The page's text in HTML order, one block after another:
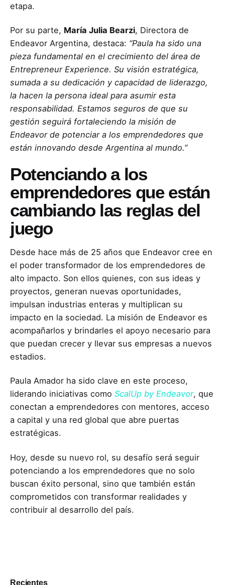
Recientes
etapa.
Por su parte, María Julia Bearzi, Directora de
Endeavor Argentina, destaca: “Paula ha sido una
pieza fundamental en el crecimiento del área de
Entrepreneur Experience. Su visión estratégica,
sumada a su dedicación y capacidad de liderazgo,
la hacen la persona ideal para asumir esta
responsabilidad. Estamos seguros de que su
gestión seguirá fortaleciendo la misión de
Endeavor de potenciar a los emprendedores que
están innovando desde Argentina al mundo.”
Potenciando a los
emprendedores que están
cambiando las reglas del
juego
Desde hace más de 25 años que Endeavor cree en
el poder transformador de los emprendedores de
alto impacto. Son ellos quienes, con sus ideas y
proyectos, generan nuevas oportunidades,
impulsan industrias enteras y multiplican su
impacto en la sociedad. La misión de Endeavor es
acompañarlos y brindarles el apoyo necesario para
que puedan crecer y llevar sus empresas a nuevos
estadios.
Paula Amador ha sido clave en este proceso,
liderando iniciativas como ScalUp by Endeavor, que
conectan a emprendedores con mentores, acceso
a capital y una red global que abre puertas
estratégicas.
Hoy, desde su nuevo rol, su desafío será seguir
potenciando a los emprendedores que no solo
buscan éxito personal, sino que también están
comprometidos con transformar realidades y
contribuir al desarrollo del país.